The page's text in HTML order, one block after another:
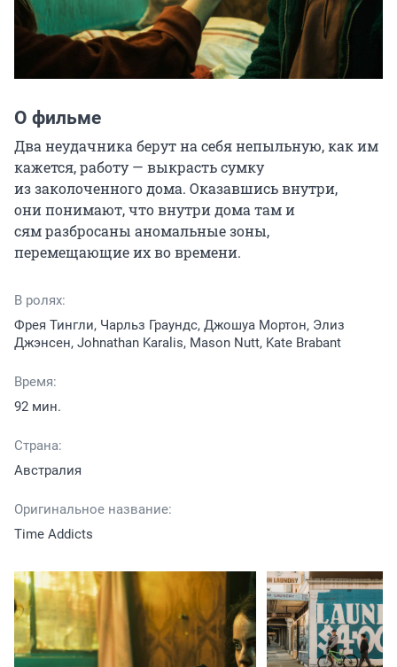
О фильме
Два неудачника берут на себя непыльную, как им
кажется, работу — выкрасть сумку
из заколоченного дома. Оказавшись внутри,
они понимают, что внутри дома там и
сям разбросаны аномальные зоны,
перемещающие их во времени.
В ролях:
Фрея Тингли, Чарльз Граундс, Джошуа Мортон, Элиз
Джэнсен, Johnathan Karalis, Mason Nutt, Kate Brabant
Время:
92 мин.
Страна:
Австралия
Оригинальное название:
Time Addicts